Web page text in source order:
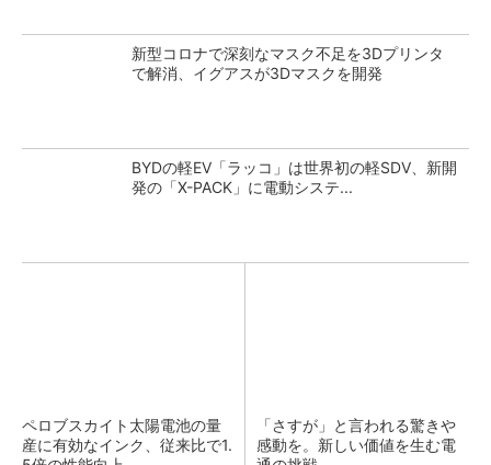
新型コロナで深刻なマスク不足を3Dプリンタ
で解消、イグアスが3Dマスクを開発
BYDの軽EV「ラッコ」は世界初の軽SDV、新開
発の「X-PACK」に電動システ...
ペロブスカイト太陽電池の量
産に有効なインク、従来比で1.
「さすが」と言われる驚きや
感動を。新しい価値を生む電